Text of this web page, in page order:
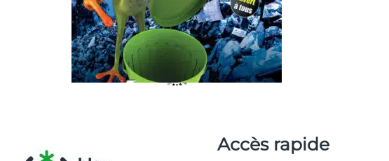
Accès rapide